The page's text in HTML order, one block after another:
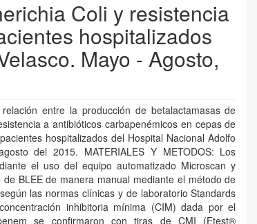
Coli y resistencia
hospitalizados
Mayo - Agosto,
entre la producción de betalactamasas de
a antibióticos carbapenémicos en cepas de
hospitalizados del Hospital Nacional Adolfo
del 2015. MATERIALES Y METODOS: Los
el uso del equipo automatizado Microscan y
BLEE de manera manual mediante el método de
las normas clínicas y de laboratorio Standards
inhibitoria mínima (CIM) dada por el
se confirmaron con tiras de CMI (Etest®